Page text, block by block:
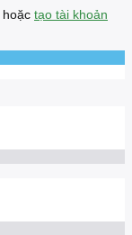
hoặc tạo tài khoản